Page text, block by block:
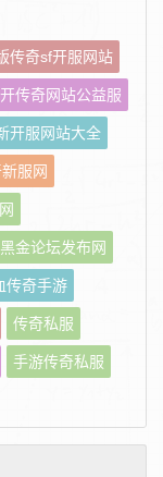
传奇sf开服网站
传奇网站公益服
开服网站大全
服网
金论坛发布网
传奇手游
传奇私服
手游传奇私服